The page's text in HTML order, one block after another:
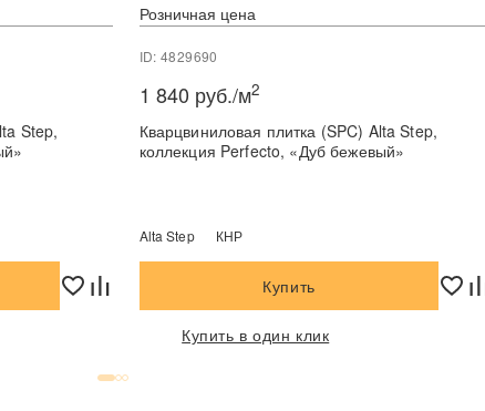
Step,
Розничная цена
ID: 4829690
1 840 руб./м2
Кварцвиниловая плитка (SPC) Alta Step,
коллекция Perfecto, «Дуб бежевый»
Alta Step КНР
Купить
Купить в один клик